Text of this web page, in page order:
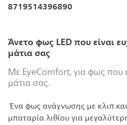
8719514396890
Άνετο φως LED που είναι
μάτια σας
Με EyeComfort, για φως που
μάτια σας.
Ένα φως ανάγνωσης με κλιπ
μπαταρία λιθίου για